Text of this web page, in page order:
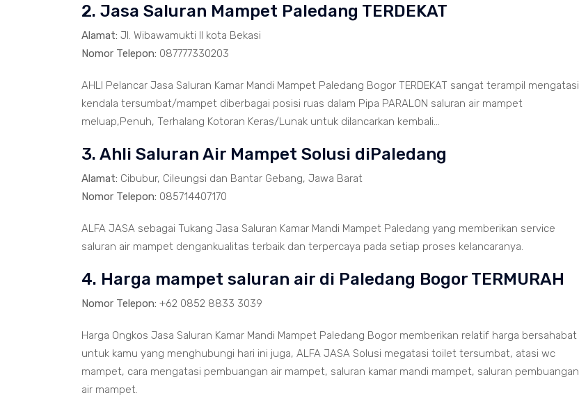
2. Jasa Saluran Mampet Paledang TERDEKAT
Alamat: Jl. Wibawamukti II kota Bekasi
Nomor Telepon: 087777330203
AHLI Pelancar Jasa Saluran Kamar Mandi Mampet Paledang Bogor TERDEKAT sangat terampil mengatasi
kendala tersumbat/mampet diberbagai posisi ruas dalam Pipa PARALON saluran air mampet
meluap,Penuh, Terhalang Kotoran Keras/Lunak untuk dilancarkan kembali...
3. Ahli Saluran Air Mampet Solusi diPaledang
Alamat: Cibubur, Cileungsi dan Bantar Gebang, Jawa Barat
Nomor Telepon: 085714407170
ALFA JASA sebagai Tukang Jasa Saluran Kamar Mandi Mampet Paledang yang memberikan service
saluran air mampet dengankualitas terbaik dan terpercaya pada setiap proses kelancaranya.
4. Harga mampet saluran air di Paledang Bogor TERMURAH
Nomor Telepon: +62 0852 8833 3039
Harga Ongkos Jasa Saluran Kamar Mandi Mampet Paledang Bogor memberikan relatif harga bersahabat
untuk kamu yang menghubungi hari ini juga, ALFA JASA Solusi megatasi toilet tersumbat, atasi wc
mampet, cara mengatasi pembuangan air mampet, saluran kamar mandi mampet, saluran pembuangan
air mampet.